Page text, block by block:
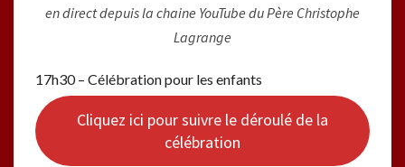
en direct depuis la chaine YouTube du Père Christophe
Lagrange
17h30 – Célébration pour les enfants
Cliquez ici pour suivre le déroulé de la
célébration